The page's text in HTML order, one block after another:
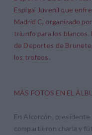
Espiga' Juvenil que
Madrid C, organizado
triunfo para los blancos.
de Deportes de
los trofeos.
MÁS FOTOS EN EL
En Alcorcón, presidente
compartieron charla y